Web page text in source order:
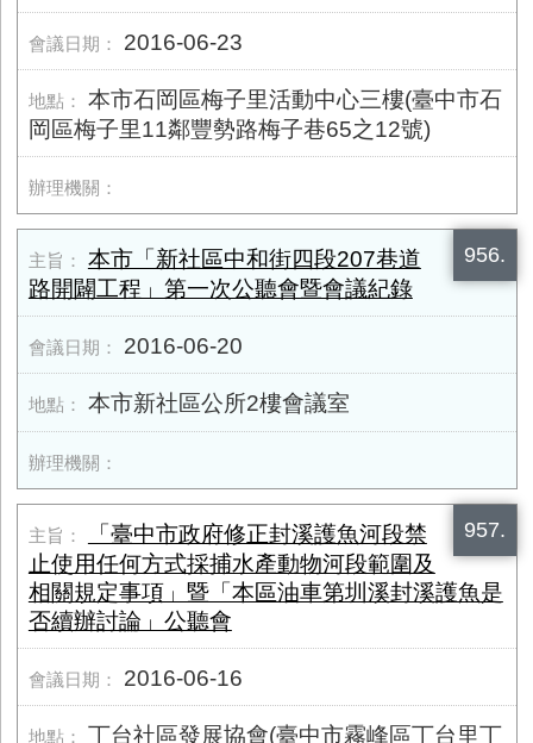
2016-06-23
本市石岡區梅子里活動中心三樓(臺中市石
岡區梅子里11鄰豐勢路梅子巷65之12號)
956.
本市「新社區中和街四段207巷道
路開闢工程」第一次公聽會暨會議紀錄
2016-06-20
本市新社區公所2樓會議室
957.
「臺中市政府修正封溪護魚河段禁
止使用任何方式採捕水產動物河段範圍及
相關規定事項」暨「本區油車第圳溪封溪護魚是
否續辦討論」公聽會
2016-06-16
丁台社區發展協會(臺中市霧峰區丁台里丁